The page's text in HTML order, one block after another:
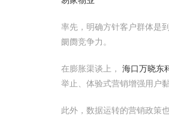
率先，明确方针客户群体是
阛阓竞争力。
在膨胀渠谈上， 海口万晓东
举止、体验式营销增强用户
此外，数据运转的营销政策